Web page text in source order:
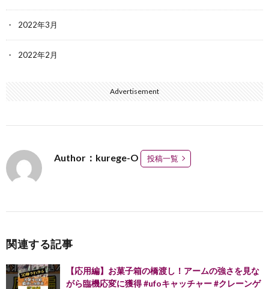
2022年3月
2022年2月
Advertisement
Author：kurege-O 投稿一覧
関連する記事
【応用編】お菓子箱の橋渡し！アームの強さを見な
がら臨機応変に獲得 #ufoキャッチャー #クレーンゲ